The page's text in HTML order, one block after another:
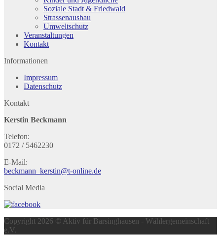
Soziale Stadt & Friedwald
Strassenausbau
Umweltschutz
Veranstaltungen
Kontakt
Informationen
Impressum
Datenschutz
Kontakt
Kerstin Beckmann
Telefon:
0172 / 5462230
E-Mail:
beckmann_kerstin@t-online.de
Social Media
Copyright 2026 © Aktiv für Barsinghausen - Wählergemeinschaft
e.V.